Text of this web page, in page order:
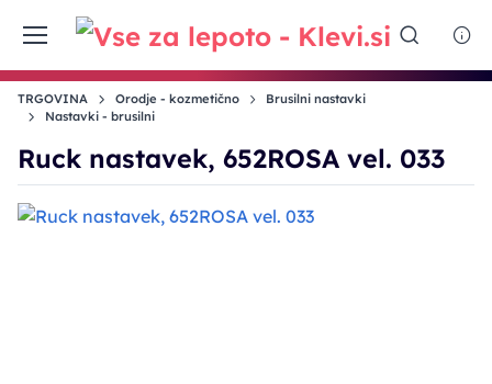
TRGOVINA Orodje - kozmetično
Brusilni nastavki
Nastavki - brusilni
Ruck nastavek, 652ROSA vel. 033